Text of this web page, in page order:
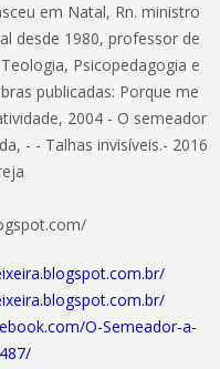
em Natal, Rn. ministro
desde 1980, professor de
Psicopedagogia e
publicadas: Porque me
2004 - O semeador
- - Talhas invisíveis.- 2016
O-Semeador-a-